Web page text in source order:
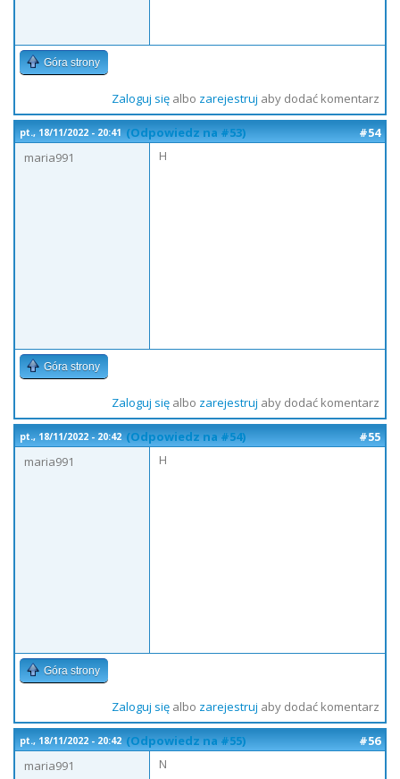
Góra strony
Zaloguj sięalbo zarejestruj aby dodać komentarz
pt., 18/11/2022 - 20:41 (Odpowiedz na #53)
#54
maria991
H
Góra strony
Zaloguj sięalbo zarejestruj aby dodać komentarz
pt., 18/11/2022 - 20:42 (Odpowiedz na #54)
#55
maria991
H
Góra strony
Zaloguj sięalbo zarejestruj aby dodać komentarz
pt., 18/11/2022 - 20:42 (Odpowiedz na #55)
#56
maria991
N